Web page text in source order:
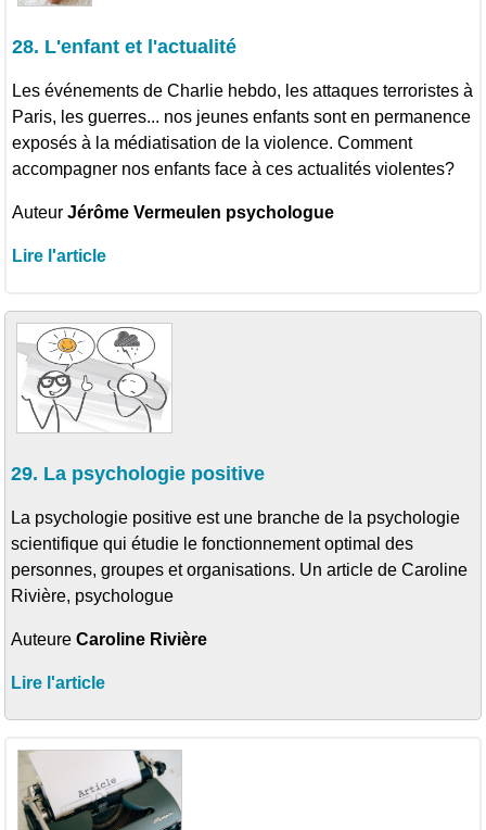
28. L'enfant et l'actualité
Les événements de Charlie hebdo, les attaques terroristes à
Paris, les guerres... nos jeunes enfants sont en permanence
exposés à la médiatisation de la violence. Comment
accompagner nos enfants face à ces actualités violentes?
AuteurJérôme Vermeulen psychologue
Lire l'article
29. La psychologie positive
La psychologie positive est une branche de la psychologie
scientifique qui étudie le fonctionnement optimal des
personnes, groupes et organisations. Un article de Caroline
Rivière, psychologue
AuteureCaroline Rivière
Lire l'article